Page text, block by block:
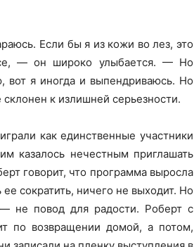
Если бы я из кожи во лез, это
— он широко улыбается. — Но
я иногда и выпендриваюсь. Но
к излишней серьезности.
как единственные участники
казалось нечестным приглашать
говорит, что программа выросла
сократить, ничего не выходит. Но
не повод для радости. Роберт с
по возвращении домой, а потом,